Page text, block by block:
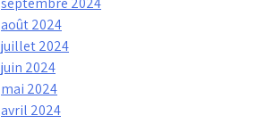
août 2024
juillet 2024
juin 2024
mai 2024
avril 2024